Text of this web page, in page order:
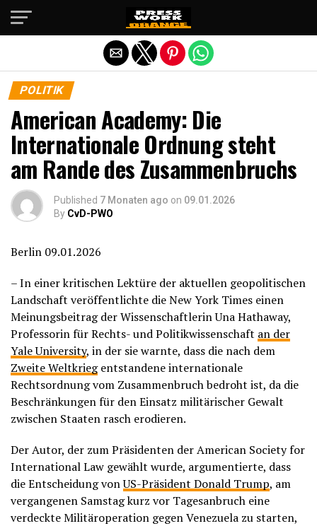
POLITIK
American Academy: Die
Internationale Ordnung steht
am Rande des Zusammenbruchs
Published 7 Monaten ago on 09.01.2026
By CvD-PWO
Berlin 09.01.2026
– In einer kritischen Lektüre der aktuellen geopolitischen
Landschaft veröffentlichte die New York Times einen
Meinungsbeitrag der Wissenschaftlerin Una Hathaway,
Professorin für Rechts- und Politikwissenschaft an der
Yale University, in der sie warnte, dass die nach dem
Zweite Weltkriegentstandene internationale
Rechtsordnung vom Zusammenbruch bedroht ist, da die
Beschränkungen für den Einsatz militärischer Gewalt
zwischen Staaten rasch erodieren.
Der Autor, der zum Präsidenten der American Society for
International Law gewählt wurde, argumentierte, dass
die Entscheidung vonUS-Präsident Donald Trump, am
vergangenen Samstag kurz vor Tagesanbruch eine
verdeckte Militäroperation gegen Venezuela zu starten,
Die mobile Version verlassen